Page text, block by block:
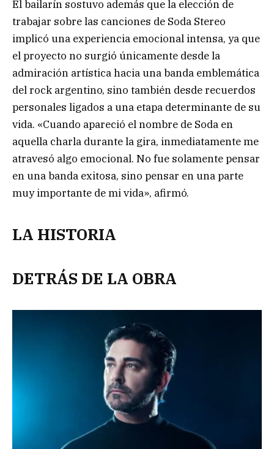
El bailarín sostuvo además que la elección de
trabajar sobre las canciones de Soda Stereo
implicó una experiencia emocional intensa, ya que
el proyecto no surgió únicamente desde la
admiración artística hacia una banda emblemática
del rock argentino, sino también desde recuerdos
personales ligados a una etapa determinante de su
vida. «Cuando apareció el nombre de Soda en
aquella charla durante la gira, inmediatamente me
atravesó algo emocional. No fue solamente pensar
en una banda exitosa, sino pensar en una parte
muy importante de mi vida», afirmó.
LA HISTORIA
DETRÁS DE LA OBRA